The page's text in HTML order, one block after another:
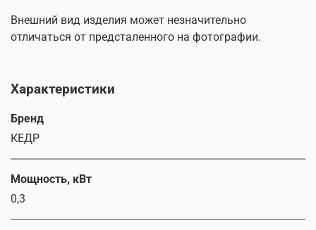
Внешний вид изделия может незначительно
отличаться от предсталенного на фотографии.
Характеристики
Бренд
КЕДР
Мощность, кВт
0,3